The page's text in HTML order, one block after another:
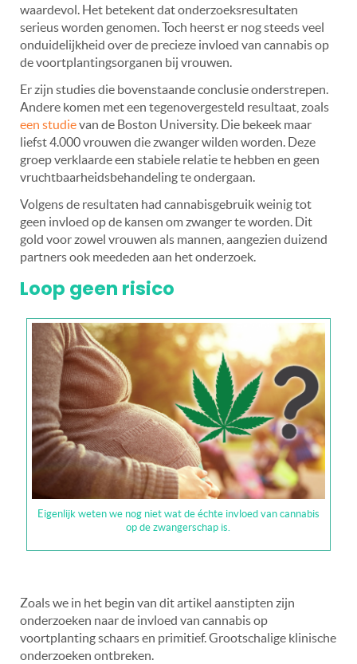
waardevol. Het betekent dat onderzoeksresultaten
serieus worden genomen. Toch heerst er nog steeds veel
onduidelijkheid over de precieze invloed van cannabis op
de voortplantingsorganen bij vrouwen.
Er zijn studies die bovenstaande conclusie onderstrepen.
Andere komen met een tegenovergesteld resultaat, zoals
een studievan de Boston University. Die bekeek maar
liefst 4.000 vrouwen die zwanger wilden worden. Deze
groep verklaarde een stabiele relatie te hebben en geen
vruchtbaarheidsbehandeling te ondergaan.
Volgens de resultaten had cannabisgebruik weinig tot
geen invloed op de kansen om zwanger te worden. Dit
gold voor zowel vrouwen als mannen, aangezien duizend
partners ook meededen aan het onderzoek.
Loop geen risico
Eigenlijk weten we nog niet wat de échte invloed van cannabis
op de zwangerschap is.
Zoals we in het begin van dit artikel aanstipten zijn
onderzoeken naar de invloed van cannabis op
voortplanting schaars en primitief. Grootschalige klinische
onderzoeken ontbreken.